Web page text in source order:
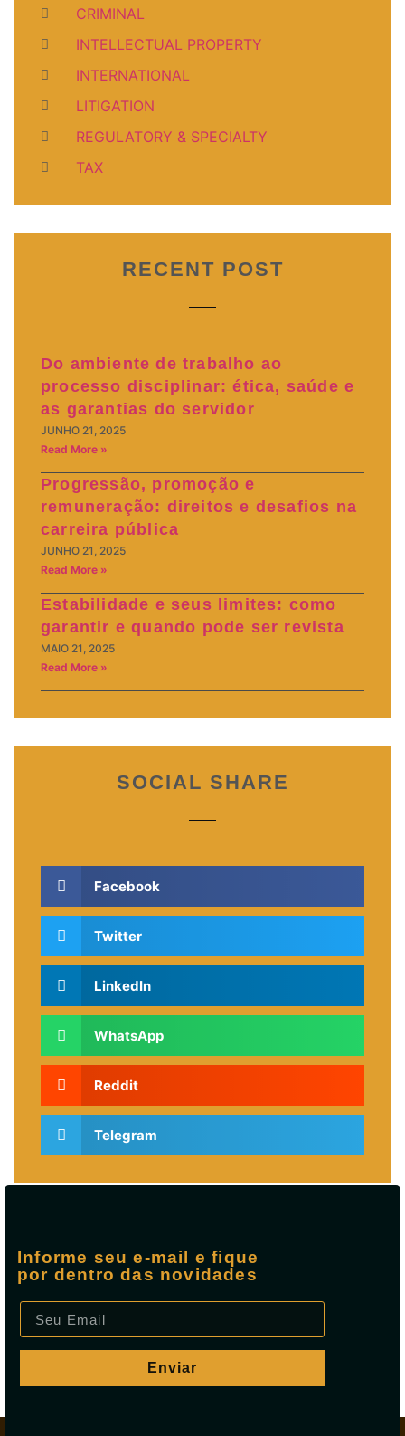
CRIMINAL
INTELLECTUAL PROPERTY
INTERNATIONAL
LITIGATION
REGULATORY & SPECIALTY
TAX
RECENT POST
Do ambiente de trabalho ao
processo disciplinar: ética, saúde e
as garantias do servidor
JUNHO 21, 2025
Read More »
Progressão, promoção e
remuneração: direitos e desafios na
carreira pública
JUNHO 21, 2025
Read More »
Estabilidade e seus limites: como
garantir e quando pode ser revista
MAIO 21, 2025
Read More »
SOCIAL SHARE
Facebook
Twitter
LinkedIn
WhatsApp
Reddit
Telegram
Informe seu e-mail e fique
por dentro das novidades
Enviar